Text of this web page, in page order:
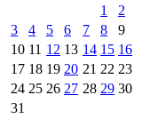
1
2
3
4 5 6 7 8
9
10 11 12 13 14 15 16
17 18 19 20 21 22 23
24 25 26 27 28 29 30
31